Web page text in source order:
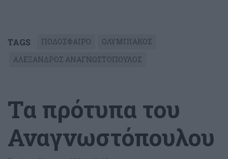
TAGS ΠΟΔΟΣΦΑΙΡΟ
ΟΛΥΜΠΙΑΚΟΣ
ΑΛΕΞΑΝΔΡΟΣ ΑΝΑΓΝΩΣΤΟΠΟΥΛΟΣ
Τα πρότυπα του
Αναγνωστόπουλου